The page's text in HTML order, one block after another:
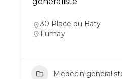
30 Place du Baty
Fumay
Medecin